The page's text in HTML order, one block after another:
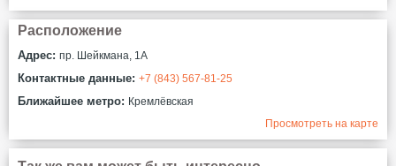
Расположение
Адрес: пр. Шейкмана, 1А
Контактные данные: +7 (843) 567-81-25
Ближайшее метро: Кремлёвская
Просмотреть на карте